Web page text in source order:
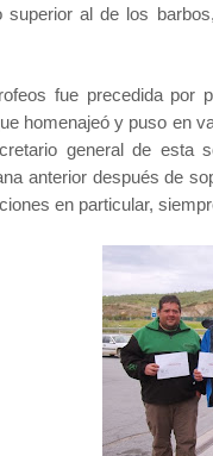
superior al de los
fue precedida por
homenajeó y puso en
general de esta
anterior después de
en particular,